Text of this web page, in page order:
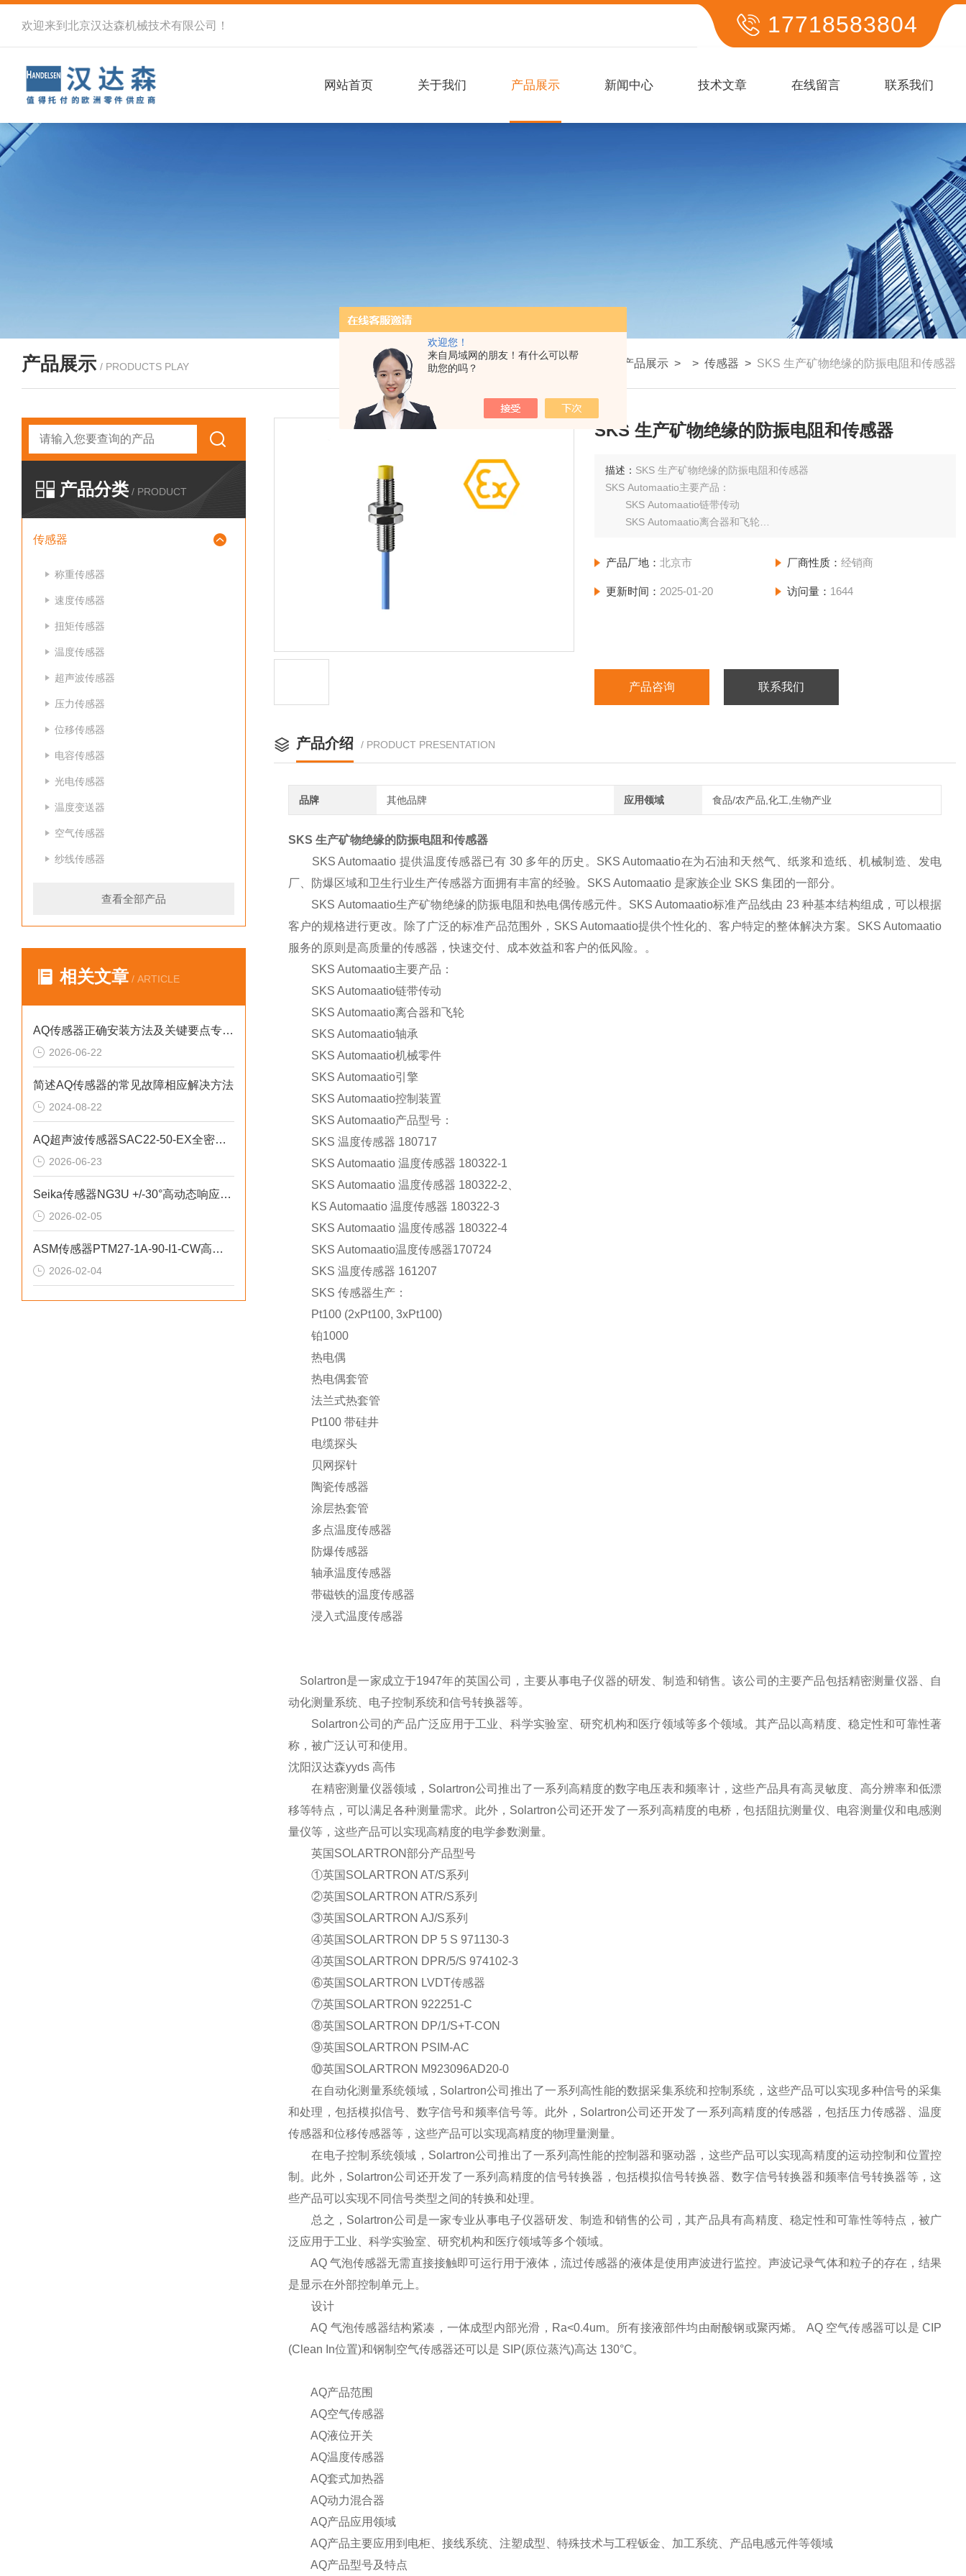
欢迎您！
来自局域网的朋友！有什么可以帮
助您的吗？
欢迎来到北京汉达森机械技术有限公司！ 17718583804
网站首页 关于我们 产品展示 新闻中心 技术文章 在线留言 联系我们
产品展示 / PRODUCTS PLAY 我的位置： 产品展示 > > 传感器 > SKS 生产矿物绝缘的防振电阻和传感器
产品分类 / PRODUCT
传感器
称重传感器
速度传感器
扭矩传感器
温度传感器
超声波传感器
压力传感器
位移传感器
电容传感器
光电传感器
温度变送器
空气传感器
纱线传感器
查看全部产品
相关文章 / ARTICLE
AQ传感器正确安装方法及关键要点专业分享
2026-06-22
简述AQ传感器的常见故障相应解决方法
2024-08-22
AQ超声波传感器SAC22-50-EX全密封结构设计
2026-06-23
Seika传感器NG3U +/-30°高动态响应特性
2026-02-05
ASM传感器PTM27-1A-90-I1-CW高精度角度检测案例
2026-02-04
SKS 生产矿物绝缘的防振电阻和传感器
描述： SKS 生产矿物绝缘的防振电阻和传感器
SKS Automaatio主要产品：
SKS Automaatio链带传动
SKS Automaatio离合器和飞轮
SKS Automaatio机械零件
SKS Automaatio引擎
产品厂地：北京市 厂商性质： 经销商
更新时间： 2025-01-20 访问量： 1644
产品咨询 联系我们
产品介绍 / PRODUCT PRESENTATION
品牌 其他品牌 应用领域 食品/农产品,化工,生物产业
SKS 生产矿物绝缘的防振电阻和传感器
SKS Automaatio 提供温度传感器已有 30 多年的历史。SKS Automaatio在为石油和天然气、纸浆和造纸、机械制造、发电
厂、防爆区域和卫生行业生产传感器方面拥有丰富的经验。SKS Automaatio 是家族企业 SKS 集团的一部分。
SKS Automaatio生产矿物绝缘的防振电阻和热电偶传感元件。SKS Automaatio标准产品线由 23 种基本结构组成，可以根据
客户的规格进行更改。除了广泛的标准产品范围外，SKS Automaatio提供个性化的、客户特定的整体解决方案。SKS Automaatio
服务的原则是高质量的传感器，快速交付、成本效益和客户的低风险。。
SKS Automaatio主要产品：
SKS Automaatio链带传动
SKS Automaatio离合器和飞轮
SKS Automaatio轴承
SKS Automaatio机械零件
SKS Automaatio引擎
SKS Automaatio控制装置
SKS Automaatio产品型号：
SKS 温度传感器 180717
SKS Automaatio 温度传感器 180322-1
SKS Automaatio 温度传感器 180322-2、
KS Automaatio 温度传感器 180322-3
SKS Automaatio 温度传感器 180322-4
SKS Automaatio温度传感器170724
SKS 温度传感器 161207
SKS 传感器生产：
Pt100 (2xPt100, 3xPt100)
铂1000
热电偶
热电偶套管
法兰式热套管
Pt100 带硅井
电缆探头
贝网探针
陶瓷传感器
涂层热套管
多点温度传感器
防爆传感器
轴承温度传感器
带磁铁的温度传感器
浸入式温度传感器
Solartron是一家成立于1947年的英国公司，主要从事电子仪器的研发、制造和销售。该公司的主要产品包括精密测量仪器、自
动化测量系统、电子控制系统和信号转换器等。
Solartron公司的产品广泛应用于工业、科学实验室、研究机构和医疗领域等多个领域。其产品以高精度、稳定性和可靠性著
称，被广泛认可和使用。
沈阳汉达森yyds 高伟
在精密测量仪器领域，Solartron公司推出了一系列高精度的数字电压表和频率计，这些产品具有高灵敏度、高分辨率和低漂
移等特点，可以满足各种测量需求。此外，Solartron公司还开发了一系列高精度的电桥，包括阻抗测量仪、电容测量仪和电感测
量仪等，这些产品可以实现高精度的电学参数测量。
英国SOLARTRON部分产品型号
①英国SOLARTRON AT/S系列
②英国SOLARTRON ATR/S系列
③英国SOLARTRON AJ/S系列
④英国SOLARTRON DP 5 S 971130-3
④英国SOLARTRON DPR/5/S 974102-3
⑥英国SOLARTRON LVDT传感器
⑦英国SOLARTRON 922251-C
⑧英国SOLARTRON DP/1/S+T-CON
⑨英国SOLARTRON PSIM-AC
⑩英国SOLARTRON M923096AD20-0
在自动化测量系统领域，Solartron公司推出了一系列高性能的数据采集系统和控制系统，这些产品可以实现多种信号的采集
和处理，包括模拟信号、数字信号和频率信号等。此外，Solartron公司还开发了一系列高精度的传感器，包括压力传感器、温度
传感器和位移传感器等，这些产品可以实现高精度的物理量测量。
在电子控制系统领域，Solartron公司推出了一系列高性能的控制器和驱动器，这些产品可以实现高精度的运动控制和位置控
制。此外，Solartron公司还开发了一系列高精度的信号转换器，包括模拟信号转换器、数字信号转换器和频率信号转换器等，这
些产品可以实现不同信号类型之间的转换和处理。
总之，Solartron公司是一家专业从事电子仪器研发、制造和销售的公司，其产品具有高精度、稳定性和可靠性等特点，被广
泛应用于工业、科学实验室、研究机构和医疗领域等多个领域。
AQ 气泡传感器无需直接接触即可运行用于液体，流过传感器的液体是使用声波进行监控。声波记录气体和粒子的存在，结果
是显示在外部控制单元上。
设计
AQ 气泡传感器结构紧凑，一体成型内部光滑，Ra<0.4um。所有接液部件均由耐酸钢或聚丙烯。 AQ 空气传感器可以是 CIP
(Clean In位置)和钢制空气传感器还可以是 SIP(原位蒸汽)高达 130°C。
AQ产品范围
AQ空气传感器
AQ液位开关
AQ温度传感器
AQ套式加热器
AQ动力混合器
AQ产品应用领域
AQ产品主要应用到电柜、接线系统、注塑成型、特殊技术与工程钣金、加工系统、产品电感元件等领域
AQ产品型号及特点